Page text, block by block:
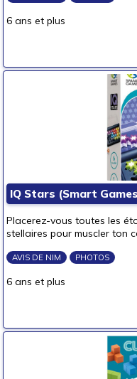
6 ans et plus
IQ Stars (Smart
Placerez-vous toutes les
stellaires pour muscler ton
AVIS DE NIM PHOTOS
6 ans et plus